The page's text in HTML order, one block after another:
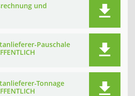
und
Pauschale
Tonnage